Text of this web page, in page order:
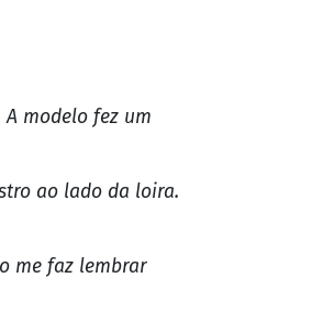
modelo fez um
ao lado da loira.
me faz lembrar